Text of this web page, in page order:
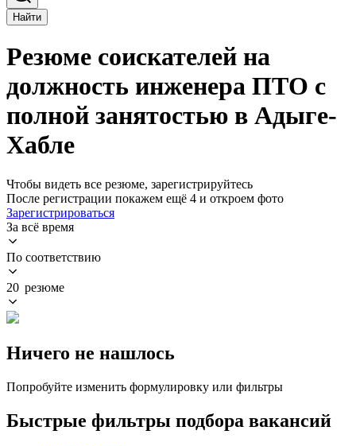
Найти
Резюме соискателей на
должность инженера ПТО с
полной занятостью в Адыге-
Хабле
Чтобы видеть все резюме, зарегистрируйтесь
После регистрации покажем ещё 4 и откроем фото
Зарегистрироваться
За всё время
По соответствию
20 резюме
Ничего не нашлось
Попробуйте изменить формулировку или фильтры
Быстрые фильтры подбора вакансий